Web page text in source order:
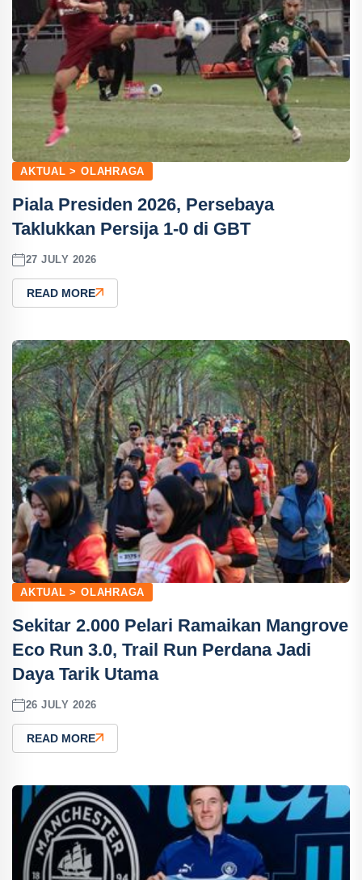
AKTUAL > OLAHRAGA
Piala Presiden 2026, Persebaya
Taklukkan Persija 1-0 di GBT
27 JULY 2026
READ MORE
AKTUAL > OLAHRAGA
Sekitar 2.000 Pelari Ramaikan Mangrove
Eco Run 3.0, Trail Run Perdana Jadi
Daya Tarik Utama
26 JULY 2026
READ MORE